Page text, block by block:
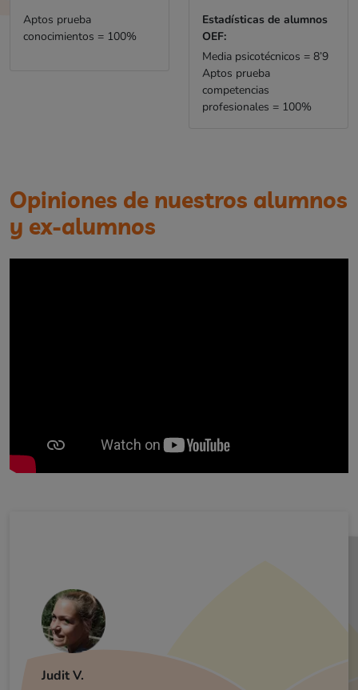
Aptos prueba
conocimientos = 100%
Estadísticas de alumnos
OEF:
Media psicotécnicos = 8’9
Aptos prueba
competencias
profesionales = 100%
Opiniones de nuestros alumnos
y ex-alumnos
Judit V.